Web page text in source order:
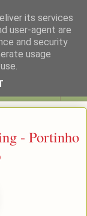
- Portinho
its services
user-agent are
and security
usage